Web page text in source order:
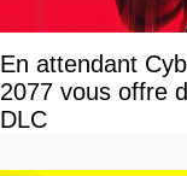
En attendant
2077 vous offre
DLC